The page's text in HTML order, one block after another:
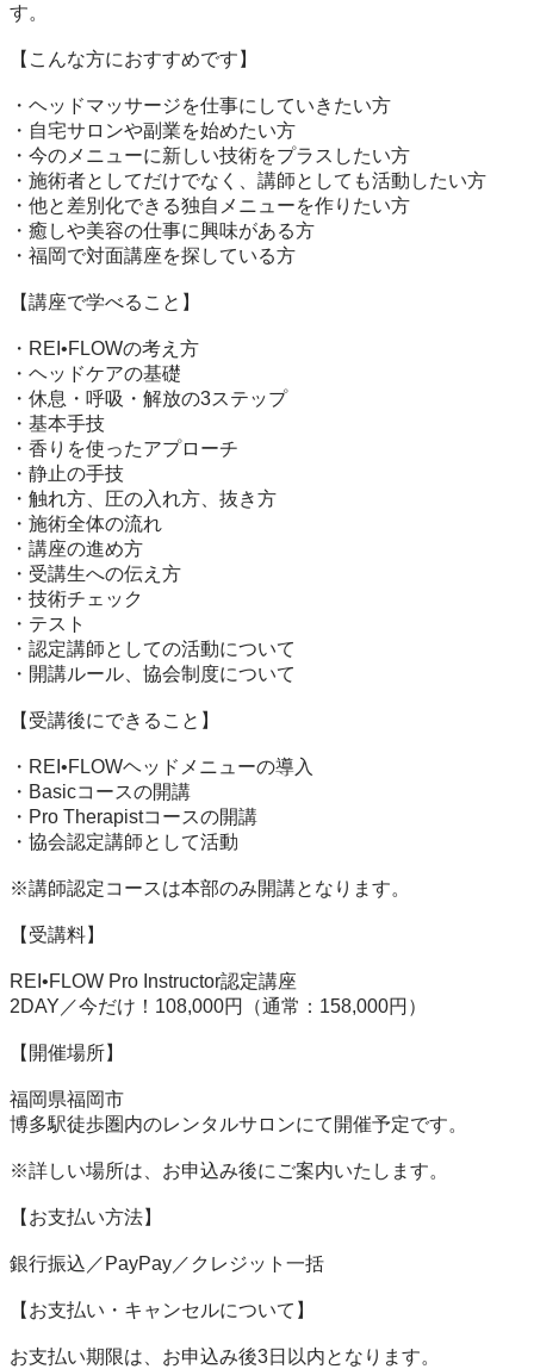
す。
【こんな方におすすめです】
・ヘッドマッサージを仕事にしていきたい方
・自宅サロンや副業を始めたい方
・今のメニューに新しい技術をプラスしたい方
・施術者としてだけでなく、講師としても活動したい方
・他と差別化できる独自メニューを作りたい方
・癒しや美容の仕事に興味がある方
・福岡で対面講座を探している方
【講座で学べること】
・REI•FLOWの考え方
・ヘッドケアの基礎
・休息・呼吸・解放の3ステップ
・基本手技
・香りを使ったアプローチ
・静止の手技
・触れ方、圧の入れ方、抜き方
・施術全体の流れ
・講座の進め方
・受講生への伝え方
・技術チェック
・テスト
・認定講師としての活動について
・開講ルール、協会制度について
【受講後にできること】
・REI•FLOWヘッドメニューの導入
・Basicコースの開講
・Pro Therapistコースの開講
・協会認定講師として活動
※講師認定コースは本部のみ開講となります。
【受講料】
REI•FLOW Pro Instructor認定講座
2DAY／今だけ！108,000円（通常：158,000円）
【開催場所】
福岡県福岡市
博多駅徒歩圏内のレンタルサロンにて開催予定です。
※詳しい場所は、お申込み後にご案内いたします。
【お支払い方法】
銀行振込／PayPay／クレジット一括
【お支払い・キャンセルについて】
お支払い期限は、お申込み後3日以内となります。